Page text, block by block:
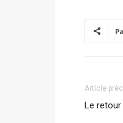
Article
Le retour